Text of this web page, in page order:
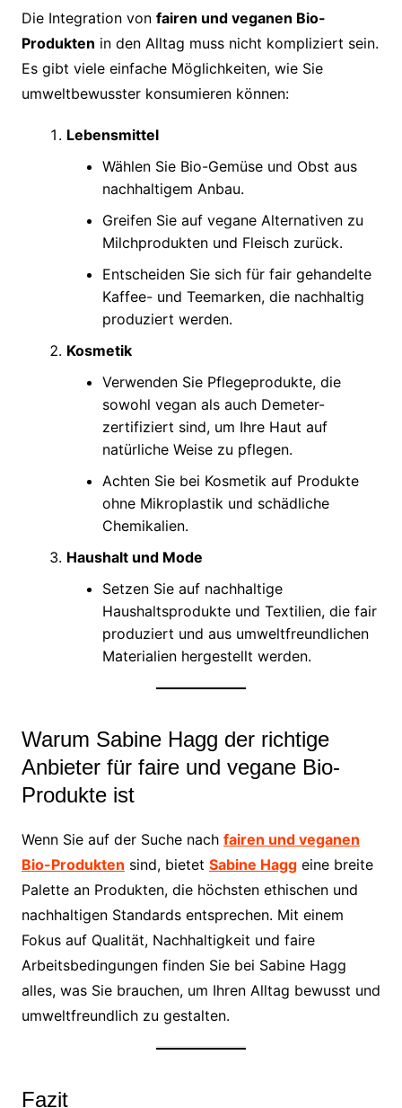
Die Integration von fairen und veganen Bio-
Produkten in den Alltag muss nicht kompliziert sein.
Es gibt viele einfache Möglichkeiten, wie Sie
umweltbewusster konsumieren können:
Lebensmittel
Wählen Sie Bio-Gemüse und Obst aus
nachhaltigem Anbau.
Greifen Sie auf vegane Alternativen zu
Milchprodukten und Fleisch zurück.
Entscheiden Sie sich für fair gehandelte
Kaffee- und Teemarken, die nachhaltig
produziert werden.
Kosmetik
Verwenden Sie Pflegeprodukte, die
sowohl vegan als auch Demeter-
zertifiziert sind, um Ihre Haut auf
natürliche Weise zu pflegen.
Achten Sie bei Kosmetik auf Produkte
ohne Mikroplastik und schädliche
Chemikalien.
Haushalt und Mode
Setzen Sie auf nachhaltige
Haushaltsprodukte und Textilien, die fair
produziert und aus umweltfreundlichen
Materialien hergestellt werden.
Warum Sabine Hagg der richtige
Anbieter für faire und vegane Bio-
Produkte ist
Wenn Sie auf der Suche nach fairen und veganen
Bio-Produkten sind, bietet Sabine Haggeine breite
Palette an Produkten, die höchsten ethischen und
nachhaltigen Standards entsprechen. Mit einem
Fokus auf Qualität, Nachhaltigkeit und faire
Arbeitsbedingungen finden Sie bei Sabine Hagg
alles, was Sie brauchen, um Ihren Alltag bewusst und
umweltfreundlich zu gestalten.
Fazit